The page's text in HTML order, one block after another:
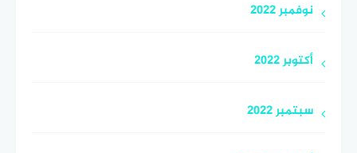
نوفمبر 2022
أكتوبر 2022
سبتمبر 2022